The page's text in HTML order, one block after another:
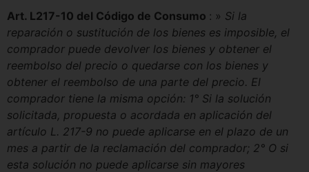
Art. L217-10 del Código de Consumo : » Si la
reparación o sustitución de los bienes es imposible, el
comprador puede devolver los bienes y obtener el
reembolso del precio o quedarse con los bienes y
obtener el reembolso de una parte del precio. El
comprador tiene la misma opción: 1° Si la solución
solicitada, propuesta o acordada en aplicación del
artículo L. 217-9 no puede aplicarse en el plazo de un
mes a partir de la reclamación del comprador; 2° O si
esta solución no puede aplicarse sin mayores